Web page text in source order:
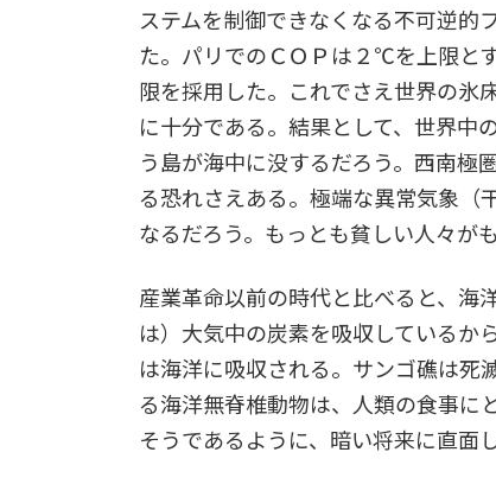
ステムを制御できなくなる不可逆的
た。パリでのＣＯＰは２℃を上限と
限を採用した。これでさえ世界の氷
に十分である。結果として、世界中
う島が海中に没するだろう。西南極
る恐れさえある。極端な異常気象（
なるだろう。もっとも貧しい人々が
産業革命以前の時代と比べると、海
は）大気中の炭素を吸収しているか
は海洋に吸収される。サンゴ礁は死
る海洋無脊椎動物は、人類の食事に
そうであるように、暗い将来に直面し